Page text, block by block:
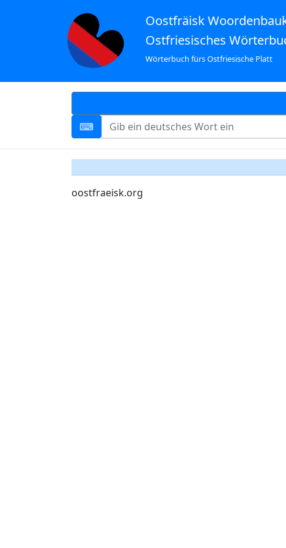
Oostfräisk
Ostfriesisches
Wörterbuch fürs Ostfriesische Platt
oostfraeisk.org